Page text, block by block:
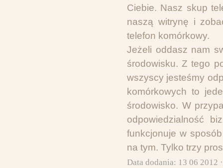
Ciebie. Nasz skup
naszą witrynę i
telefon komórkowy.
Jeżeli oddasz nam
środowisku. Z tego
wszyscy jesteśmy
komórkowych to
środowisko. W
odpowiedzialność
funkcjonuje w
na tym. Tylko trzy
Data dodania: 13 06 2012